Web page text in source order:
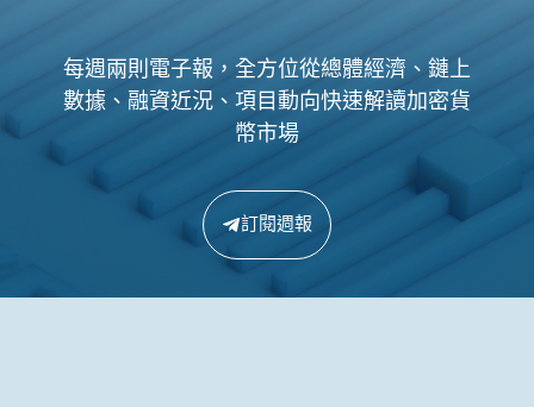
每週兩則電子報，全方位從總體經濟、鏈上
數據、融資近況、項目動向快速解讀加密貨
幣市場
訂閱週報